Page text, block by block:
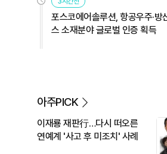
포스코에어솔루션, 항공우주·방
스 소재분야 글로벌 인증 획득
아주PICK
이재룡 재판行…다시 떠오른
연예계 '사고 후 미조치' 사례